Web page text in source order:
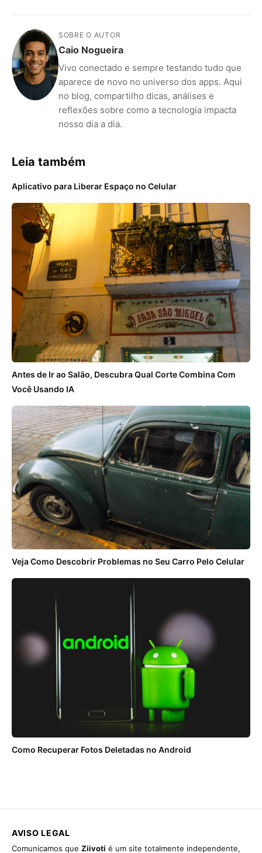
SOBRE O AUTOR
Caio Nogueira
Vivo conectado e sempre testando tudo que
aparece de novo no universo dos apps. Aqui
no blog, compartilho dicas, análises e
reflexões sobre como a tecnologia impacta
nosso dia a dia.
Leia também
Aplicativo para Liberar Espaço no Celular
Antes de Ir ao Salão, Descubra Qual Corte Combina Com
Você Usando IA
Veja Como Descobrir Problemas no Seu Carro Pelo Celular
Como Recuperar Fotos Deletadas no Android
AVISO LEGAL
Comunicamos que Ziivoti é um site totalmente independente,